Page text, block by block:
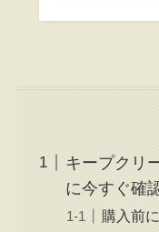
キープクリ
に今すぐ確
購入前